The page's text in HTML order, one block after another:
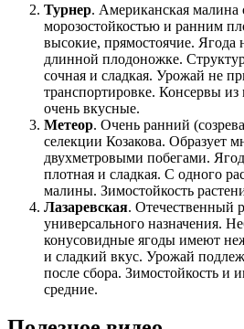
Турнер. Американская малина
морозостойкостью и ранним
высокие, прямостоячие. Ягода
длинной плодоножке.
сочная и сладкая. Урожай не
транспортировке. Консервы
очень вкусные.
Метеор. Очень ранний
селекции Козакова. Образует
двухметровыми побегами.
плотная и сладкая. С одного
малины. Зимостойкость
Лазаревская. Отечественный
универсального назначения.
конусовидные ягоды имеют
и сладкий вкус. Урожай
после сбора. Зимостойкость и
средние.